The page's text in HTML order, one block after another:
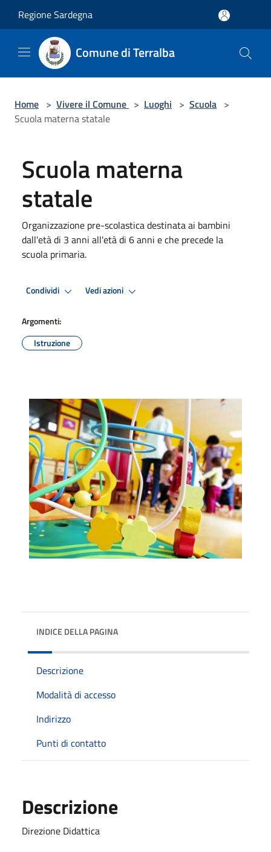
Regione Sardegna
Comune di Terralba
Home > Vivere il Comune > Luoghi > Scuola >
Scuola materna statale
Scuola materna
statale
Organizzazione pre-scolastica destinata ai bambini
dall'età di 3 anni all'età di 6 anni e che precede la
scuola primaria.
Condividi Vedi azioni
Argomenti:
Istruzione
INDICE DELLA PAGINA
Descrizione
Modalità di accesso
Indirizzo
Punti di contatto
Descrizione
Direzione Didattica